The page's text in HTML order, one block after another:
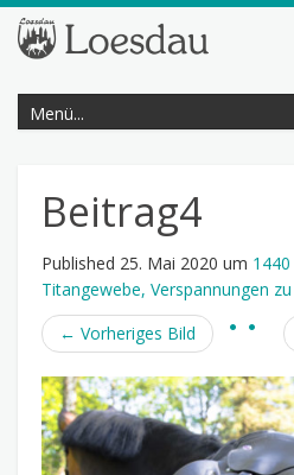
Beitrag4
Published 25. Mai 2020 um
Titangewebe, Verspannungen
← Vorheriges Bild